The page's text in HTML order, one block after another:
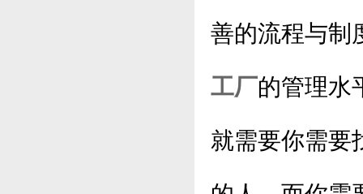
善的流程与制
工厂的管理水
就需要你需要